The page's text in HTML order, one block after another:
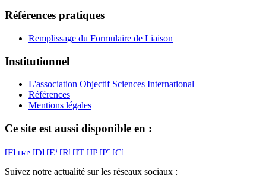
Références pratiques
Remplissage du Formulaire de Liaison
Institutionnel
L'association Objectif Sciences International
Références
Mentions légales
Ce site est aussi disponible en :
Suivez notre actualité sur les réseaux sociaux :